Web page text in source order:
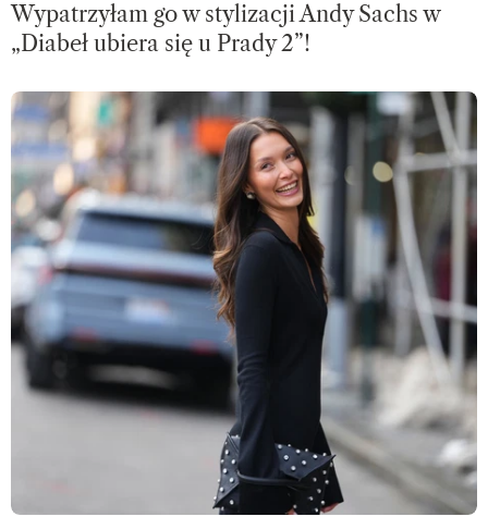
Wypatrzyłam go w stylizacji Andy Sachs w
„Diabeł ubiera się u Prady 2”!